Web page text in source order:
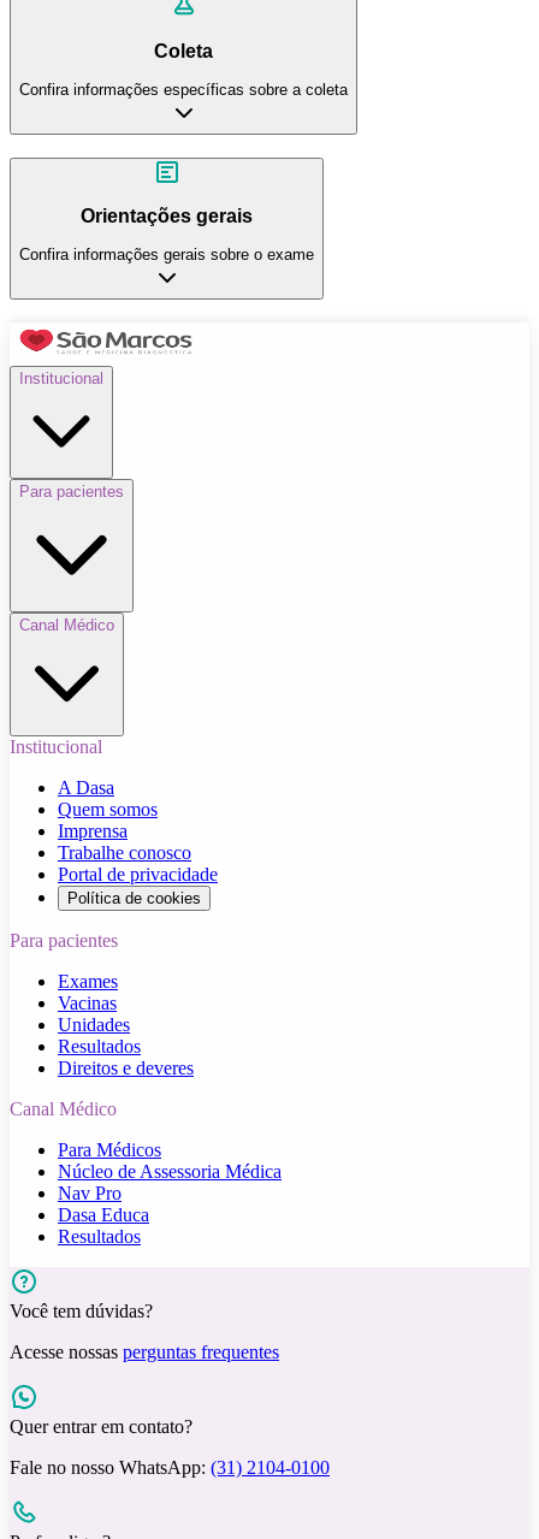
Coleta
Confira informações específicas sobre a coleta
Orientações gerais
Confira informações gerais sobre o exame
Institucional
Para pacientes
Canal Médico
Institucional
A Dasa
Quem somos
Imprensa
Trabalhe conosco
Portal de privacidade
Política de cookies
Para pacientes
Exames
Vacinas
Unidades
Resultados
Direitos e deveres
Canal Médico
Para Médicos
Núcleo de Assessoria Médica
Nav Pro
Dasa Educa
Resultados
Você tem dúvidas?
Acesse nossas perguntas frequentes
Quer entrar em contato?
Fale no nosso WhatsApp: (31) 2104-0100